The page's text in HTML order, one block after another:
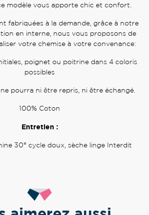
modèle vous apporte chic et confort.
fabriquées à la demande, grâce à notre
en interne, nous vous proposons de
votre chemise à votre convenance:
poignet ou poitrine dans 4 coloris
possibles
pourra ni être repris, ni être échangé.
100% Coton
Entretien :
30° cycle doux, sèche linge Interdit